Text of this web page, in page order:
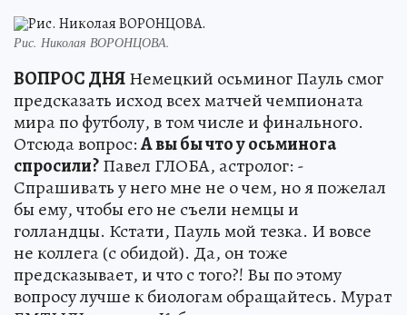
Рис. Николая ВОРОНЦОВА.
ВОПРОС ДНЯНемецкий осьминог Пауль смог
предсказать исход всех матчей чемпионата
мира по футболу, в том числе и финального.
Отсюда вопрос:А вы бы что у осьминога
спросили?Павел ГЛОБА, астролог: -
Спрашивать у него мне не о чем, но я пожелал
бы ему, чтобы его не съели немцы и
голландцы. Кстати, Пауль мой тезка. И вовсе
не коллега (с обидой). Да, он тоже
предсказывает, и что с того?! Вы по этому
вопросу лучше к биологам обращайтесь. Мурат